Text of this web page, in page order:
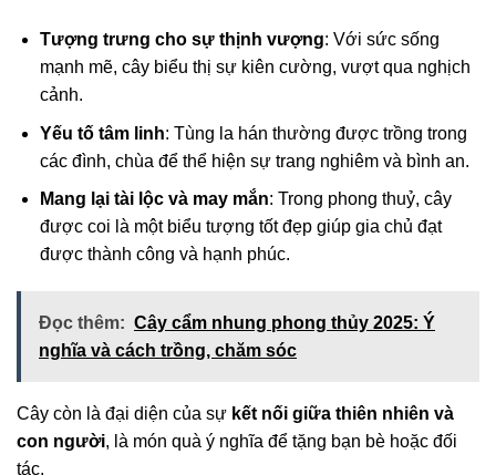
Tượng trưng cho sự thịnh vượng: Với sức sống
mạnh mẽ, cây biểu thị sự kiên cường, vượt qua nghịch
cảnh.
Yếu tố tâm linh: Tùng la hán thường được trồng trong
các đình, chùa để thể hiện sự trang nghiêm và bình an.
Mang lại tài lộc và may mắn: Trong phong thuỷ, cây
được coi là một biểu tượng tốt đẹp giúp gia chủ đạt
được thành công và hạnh phúc.
Đọc thêm: Cây cẩm nhung phong thủy 2025: Ý
nghĩa và cách trồng, chăm sóc
Cây còn là đại diện của sự kết nối giữa thiên nhiên và
con người, là món quà ý nghĩa để tặng bạn bè hoặc đối
tác.